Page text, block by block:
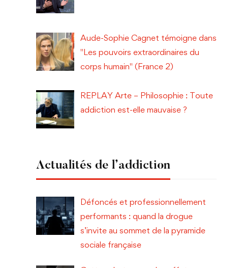
Aude-Sophie Cagnet témoigne dans
"Les pouvoirs extraordinaires du
corps humain" (France 2)
REPLAY Arte – Philosophie : Toute
addiction est-elle mauvaise ?
Actualités de l’addiction
Défoncés et professionnellement
performants : quand la drogue
s’invite au sommet de la pyramide
sociale française